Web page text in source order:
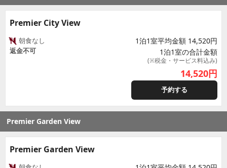
Premier City View
朝食なし
返金不可
1泊1室平均金額 14,520円
1泊1室の合計金額
(※税金・サービス料込み)
14,520円
予約する
Premier Garden View
Premier Garden View